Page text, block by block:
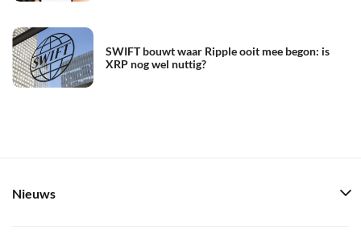
SWIFT bouwt waar Ripple ooit mee begon: is
XRP nog wel nuttig?
Nieuws